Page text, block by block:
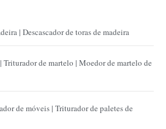
| Descascador de toras de madeira
de martelo | Moedor de martelo de
de móveis | Triturador de paletes de